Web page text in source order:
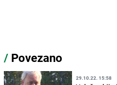
/ Povezano
29.10.22. 15:58